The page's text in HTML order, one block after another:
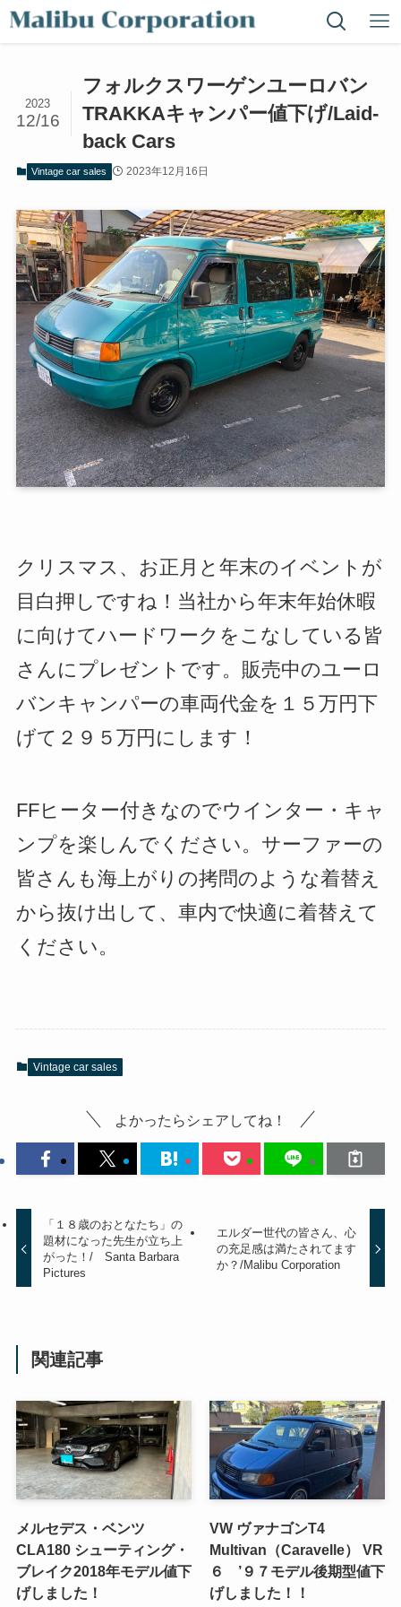
フォルクスワーゲンユーロバン
TRAKKAキャンパー値下げ/Laid-
back Cars
2023
12/16
Vintage car sales 2023年12月16日
クリスマス、お正月と年末のイベントが
目白押しですね！当社から年末年始休暇
に向けてハードワークをこなしている皆
さんにプレゼントです。販売中のユーロ
バンキャンパーの車両代金を１５万円下
げて２９５万円にします！
FFヒーター付きなのでウインター・キャ
ンプを楽しんでください。サーファーの
皆さんも海上がりの拷問のような着替え
から抜け出して、車内で快適に着替えて
ください。
Vintage car sales
よかったらシェアしてね！
「１８歳のおとなたち」の
題材になった先生が立ち上
がった！/ Santa Barbara
Pictures
エルダー世代の皆さん、心
の充足感は満たされてます
か？/Malibu Corporation
関連記事
メルセデス・ベンツ
CLA180 シューティング・
ブレイク2018年モデル値下
げしました！
VW ヴァナゴンT4
Multivan（Caravelle） VR
６ ’９７モデル後期型値下
げしました！！